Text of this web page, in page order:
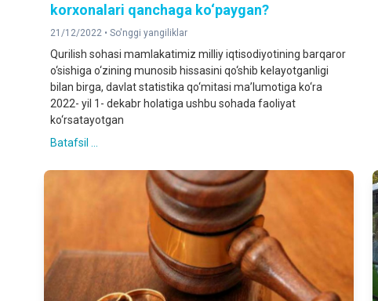
korxonalari qanchaga ko‘paygan?
21/12/2022 • So'nggi yangiliklar
Qurilish sohasi mamlakatimiz milliy iqtisodiyotining barqaror
o‘sishiga o‘zining munosib hissasini qo‘shib kelayotganligi
bilan birga, davlat statistika qo‘mitasi ma’lumotiga ko‘ra
2022- yil 1- dekabr holatiga ushbu sohada faoliyat
ko‘rsatayotgan
Batafsil ...